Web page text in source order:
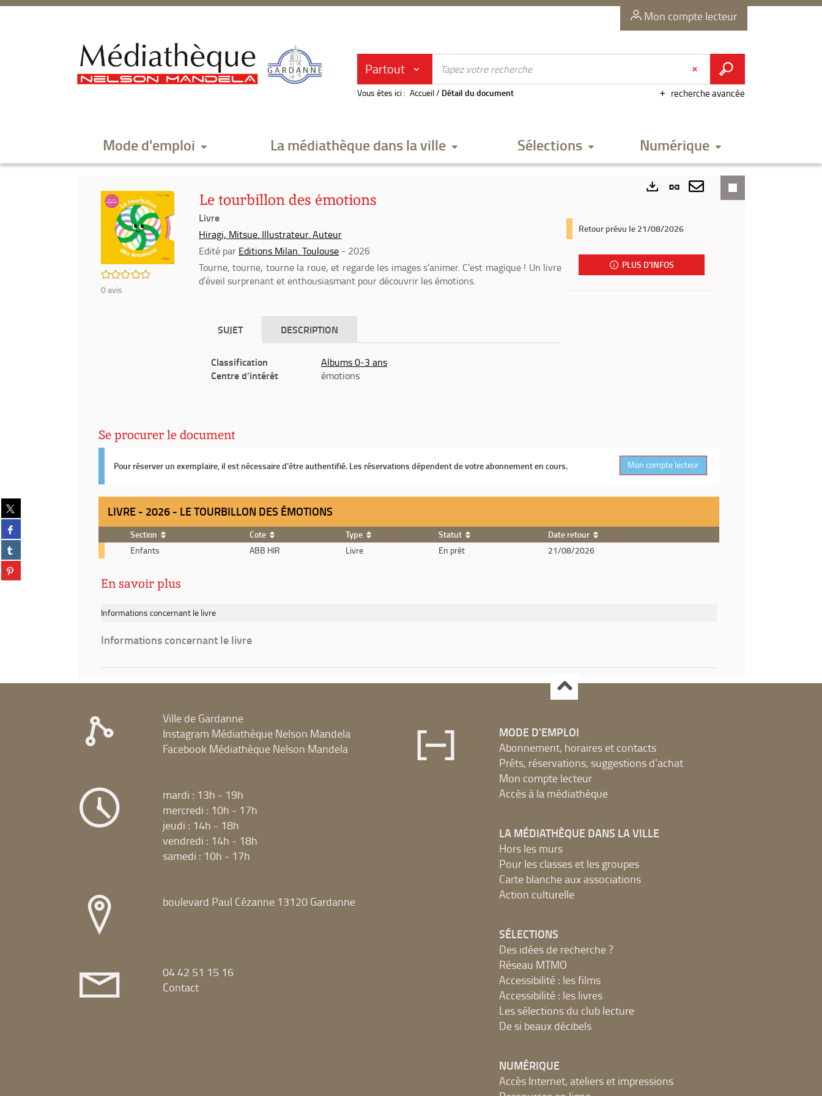
recherche
Mon compte lecteur
Partout
recherche avancée
Vous êtes ici : Accueil/ Détail du document
Mode d'emploi La médiathèque dans la ville Sélections Numérique
Partager
sur
twitter
(Nouvelle
fenêtre)
Partager
sur
facebook
(Nouvelle
fenêtre)
Partager
sur
tumblr
(Nouvelle
Partager
sur
/5
0avis
Le tourbillon des émotions
Livre
Hiragi, Mitsue. Illustrateur. Auteur
Edité par Editions Milan. Toulouse - 2026
Tourne, tourne, tourne la roue, et regarde les images s’animer. C’est magique ! Un livre
d’éveil surprenant et enthousiasmant pour découvrir les émotions.
SUJET DESCRIPTION
Classification Albums 0-3 ans
Centre d'intérêt émotions
Lien
permanent
fenêtre)
Envoyer
mail
Retour prévu le 21/08/2026
PLUS D'INFOS
Se procurer le document
Pour réserver un exemplaire, il est nécessaire d'être authentifié. Les réservations dépendent de votre abonnement en cours. Mon compte lecteur
LIVRE - 2026 - LE TOURBILLON DES ÉMOTIONS
-
tourbillon
émotions
Section Cote Type Statut
Date retour
Enfants
ABB HIR Livre En prêt 21/08/2026
En savoir plus
Informations concernant le livre
Informations concernant le livre
Ville de Gardanne
Instagram Médiathèque Nelson Mandela
Facebook Médiathèque Nelson Mandela
mardi : 13h - 19h
mercredi : 10h - 17h
jeudi : 14h - 18h
vendredi : 14h - 18h
samedi : 10h - 17h
boulevard Paul Cézanne 13120 Gardanne
04 42 51 15 16
Contact
MODE D'EMPLOI
Abonnement, horaires et contacts
Prêts, réservations, suggestions d'achat
Mon compte lecteur
Accès à la médiathèque
LA MÉDIATHÈQUE DANS LA VILLE
Hors les murs
Pour les classes et les groupes
Carte blanche aux associations
Action culturelle
SÉLECTIONS
Des idées de recherche ?
Réseau MTMO
Accessibilité : les films
Accessibilité : les livres
Les sélections du club lecture
De si beaux décibels
NUMÉRIQUE
Accès Internet, ateliers et impressions